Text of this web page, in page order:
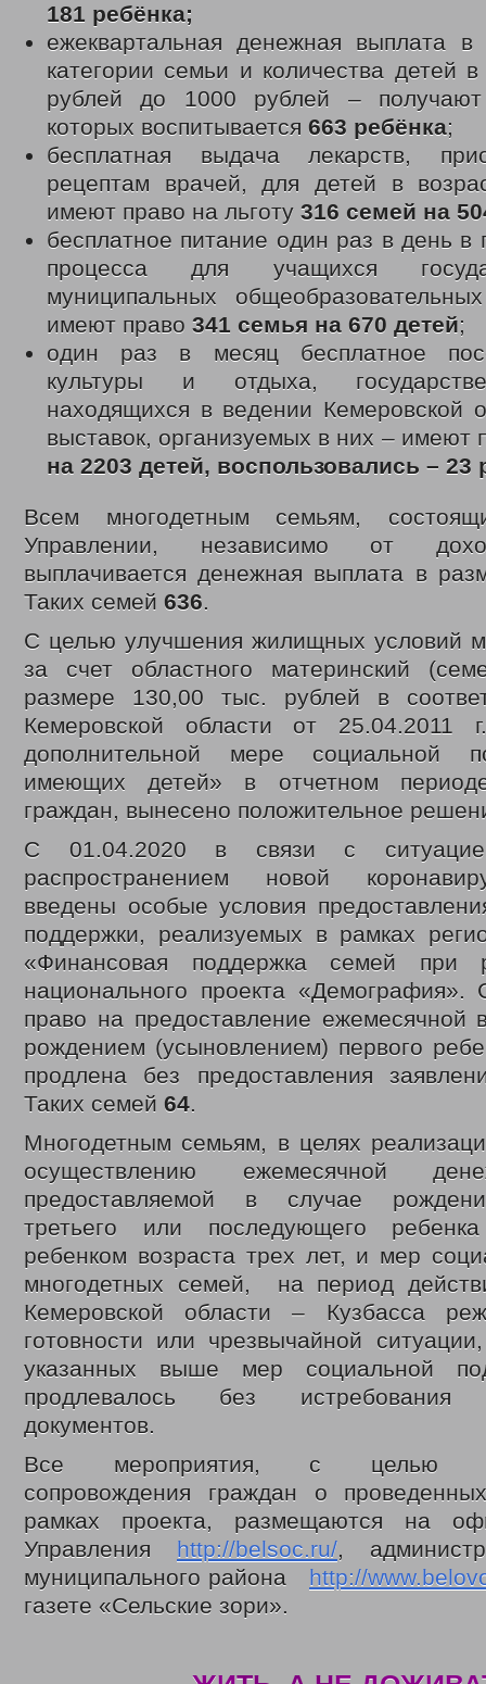
181 ребёнка;
ежеквартальная денежная выплата в
категории семьи и количества детей
рублей до 1000 рублей –
которых воспитывается 663 ребёнка;
бесплатная выдача лекарств,
рецептам врачей, для детей в
имеют право на льготу 316 семей на
бесплатное питание один раз в день в
процесса для учащихся
муниципальных
имеют право 341 семья на 670 детей;
один раз в месяц бесплатное
культуры и отдыха,
находящихся в ведении Кемеровской
выставок, организуемых в них – имеют
на 2203 детей, воспользовались – 23
Всем многодетным семьям,
Управлении, независимо от
выплачивается денежная выплата в
Таких семей 636.
С целью улучшения жилищных условий
за счет областного материнский
размере 130,00 тыс. рублей в
Кемеровской области от
дополнительной мере социальной
имеющих детей» в отчетном
граждан, вынесено положительное
С 01.04.2020 в связи с
распространением новой
введены особые условия
поддержки, реализуемых в рамках
«Финансовая поддержка семей при
национального проекта
право на предоставление ежемесячной
рождением (усыновлением) первого
продлена без предоставления
Таких семей 64.
Многодетным семьям, в целях
осуществлению ежемесячной
предоставляемой в случае
третьего или последующего
ребенком возраста трех лет, и мер
многодетных семей, на период
Кемеровской области – Кузбасса
готовности или чрезвычайной
указанных выше мер социальной
продлевалось без истребования
документов.
Все мероприятия, с целью
сопровождения граждан о
рамках проекта, размещаются на
Управления http://belsoc.ru/,
муниципального района http://
газете «Сельские зори».